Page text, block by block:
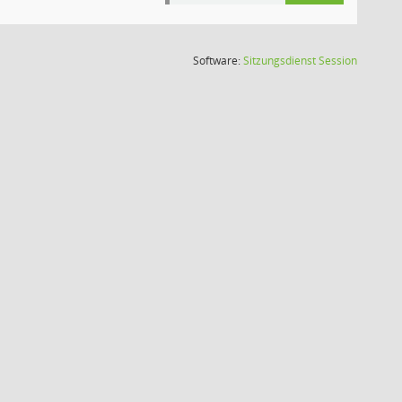
Software:SitzungsdienstSession(Wird in